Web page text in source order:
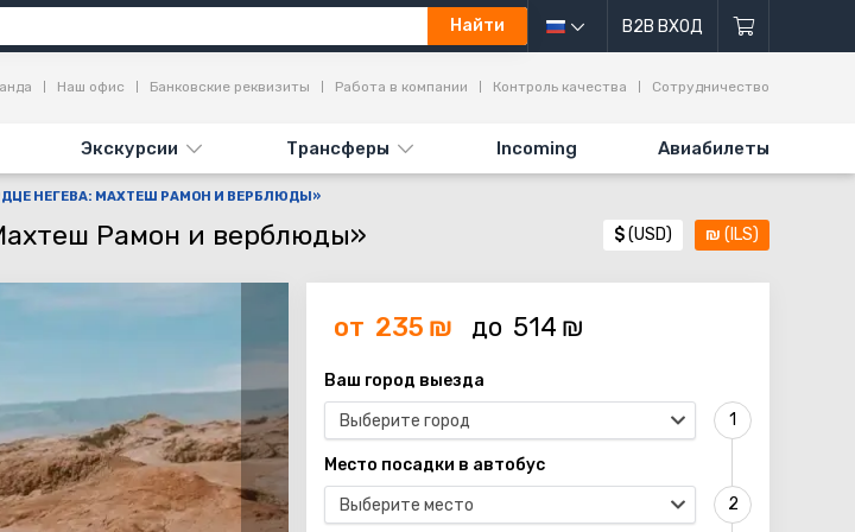
Найти B2B ВХОД
Экскурсии Трансферы Incoming Авиабилеты
Наш офис Банковские реквизиты Работа в компании Контроль качества Сотрудничество
НЕГЕВА: МАХТЕШ РАМОН И ВЕРБЛЮДЫ»
Рамон и верблюды» $(USD) ₪ (ILS)
Отзывы
от 235 ₪ до 514 ₪
Ваш город выезда
Выберите город
Место посадки в автобус
Выберите место